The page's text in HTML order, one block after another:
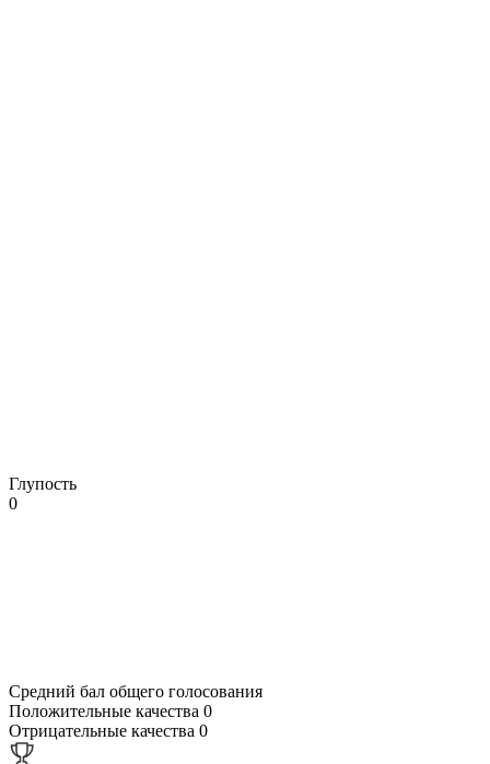
Глупость
0
Средний бал общего голосования
Положительные качества 0
Отрицательные качества 0